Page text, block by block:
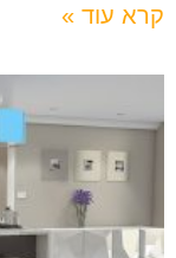
קרא עוד »